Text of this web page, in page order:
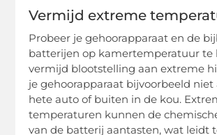
Vermijd extreme
Probeer je gehoorapparaat en de
batterijen op kamertemperatuur te
vermijd blootstelling aan extreme
je gehoorapparaat bijvoorbeeld niet
hete auto of buiten in de kou.
temperaturen kunnen de
van de batterij aantasten, wat leidt